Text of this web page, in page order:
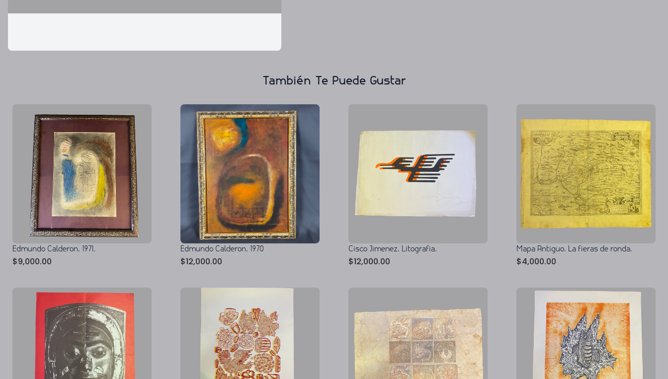
También Te Puede Gustar
Edmundo Calderon. 1971.
$9,000.00
Edmundo Calderon. 1970
$12,000.00
Cisco Jimenez. Litografia.
$12,000.00
Mapa Antiguo. La fieras de ronda.
$4,000.00